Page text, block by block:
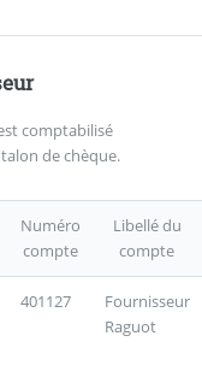
comptabilisé
de chèque.
Numéro
compte
Libellé du
compte
401127
Fournisseur
Raguot